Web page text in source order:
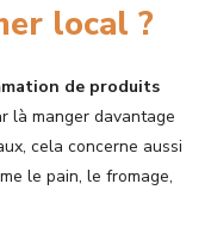
local ?
de produits
là manger davantage
cela concerne aussi
le pain, le fromage,